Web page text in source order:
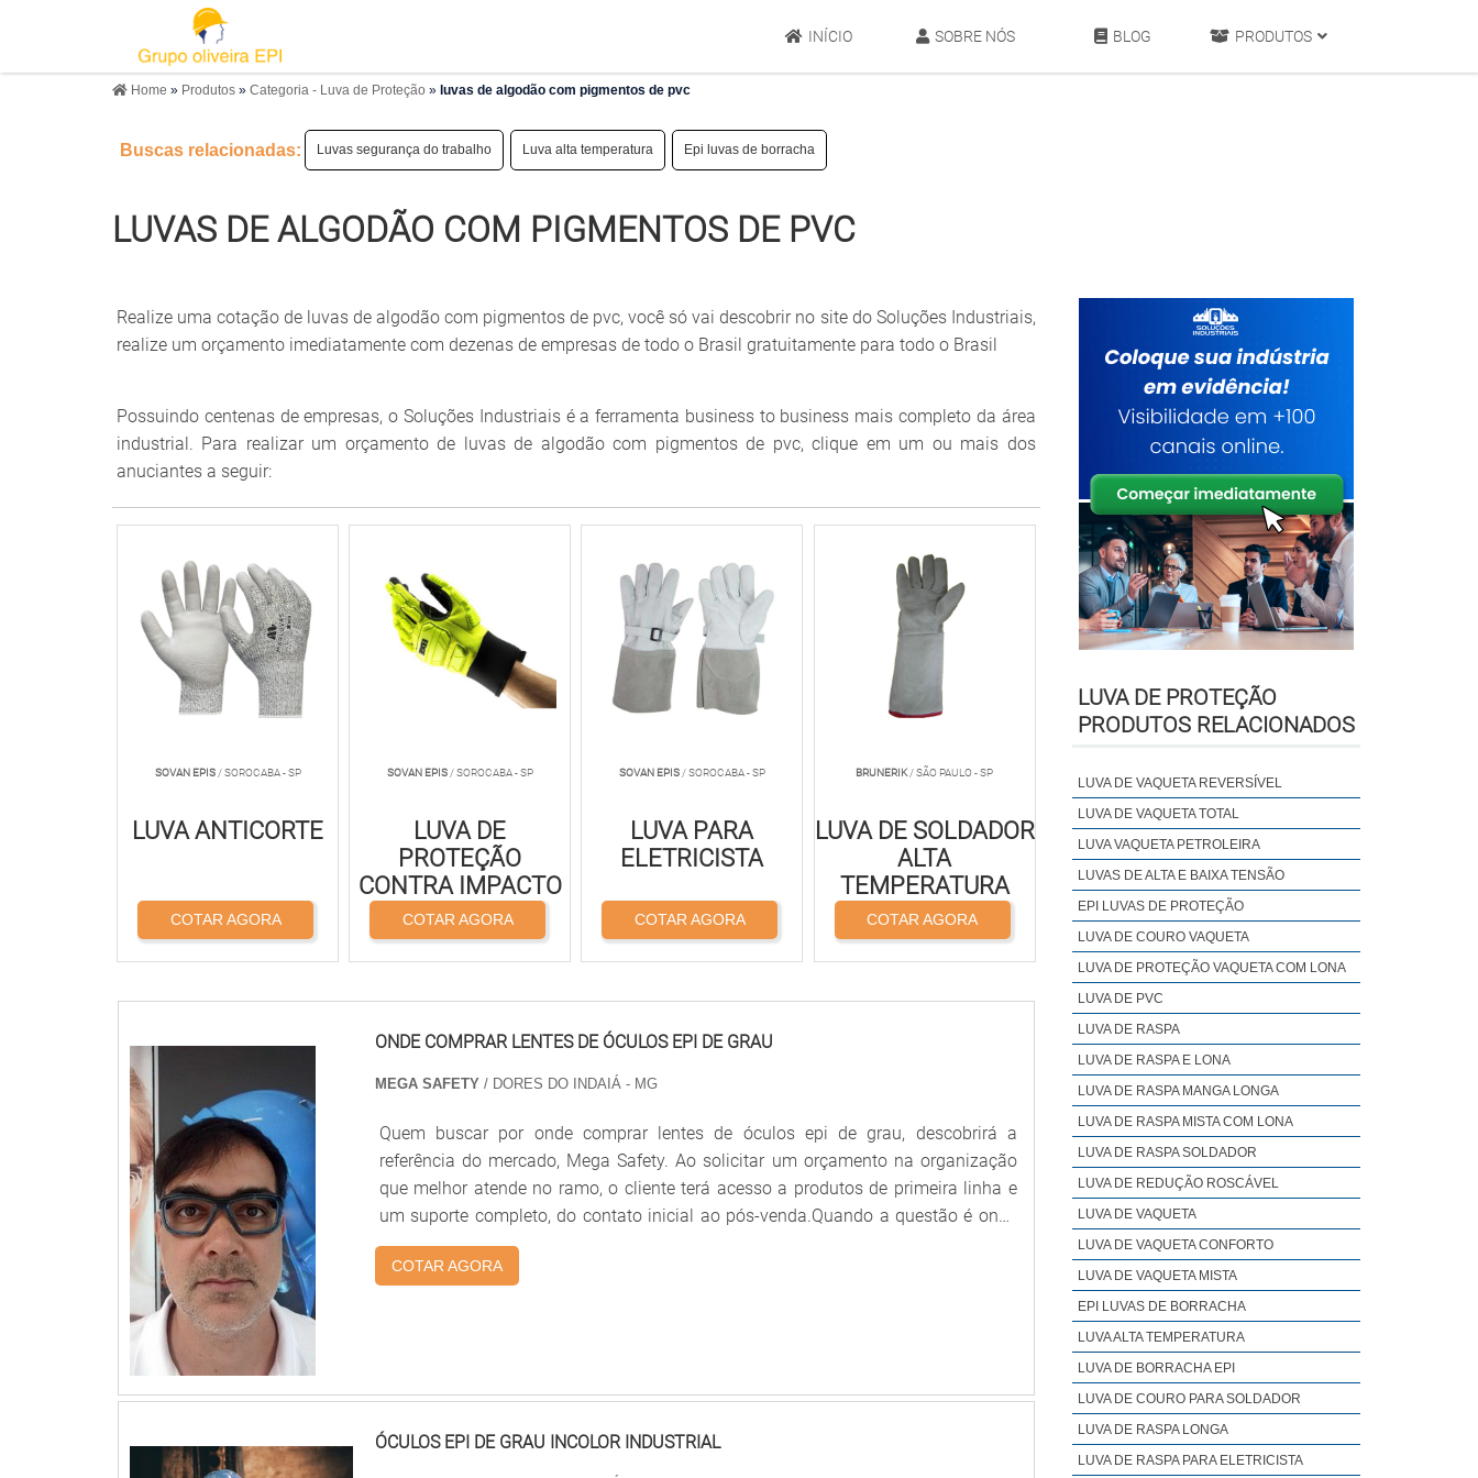
INÍCIO SOBRE NÓS BLOG PRODUTOS
Home » Produtos » Categoria - Luva de Proteção » luvas de algodão com pigmentos de pvc
Buscas relacionadas: Luvas segurança do trabalho Luva alta temperatura Epi luvas de borracha
LUVAS DE ALGODÃO COM PIGMENTOS DE PVC
Realize uma cotação de luvas de algodão com pigmentos de pvc, você só vai descobrir no site do Soluções Industriais,
realize um orçamento imediatamente com dezenas de empresas de todo o Brasil gratuitamente para todo o Brasil
Possuindo centenas de empresas, o Soluções Industriais é a ferramenta business to business mais completo da área
industrial. Para realizar um orçamento de luvas de algodão com pigmentos de pvc, clique em um ou mais dos
anuciantes a seguir:
SOVAN EPIS/ SOROCABA - SP
LUVA ANTICORTE
COTAR AGORA
SOVAN EPIS/ SOROCABA - SP
LUVA DE
PROTEÇÃO
CONTRA IMPACTO
COTAR AGORA
SOVAN EPIS/ SOROCABA - SP
LUVA PARA
ELETRICISTA
COTAR AGORA
BRUNERIK/ SÃO PAULO - SP
LUVA DE SOLDADOR
ALTA
TEMPERATURA
COTAR AGORA
ONDE COMPRAR LENTES DE ÓCULOS EPI DE GRAU
MEGA SAFETY / DORES DO INDAIÁ - MG
Quem buscar por onde comprar lentes de óculos epi de grau, descobrirá a
referência do mercado, Mega Safety. Ao solicitar um orçamento na organização
que melhor atende no ramo, o cliente terá acesso a produtos de primeira linha e
um suporte completo, do contato inicial ao pós-venda.Quando a questão é onde
comprar lentes de óculos epi de grau, com os melhores profissionais da Mega
Safety o cliente encontrará assertividade e produção acompanhada por um
lentes de óculos epi de grau com ótima qualidade.Há muitas maneiras eficientes
de uma companhia demonstrar competência, excelência e destaque em sua área
COTAR AGORA
ÓCULOS EPI DE GRAU INCOLOR INDUSTRIAL
LUVA DE PROTEÇÃO
PRODUTOS RELACIONADOS
LUVA DE VAQUETA REVERSÍVEL
LUVA DE VAQUETA TOTAL
LUVA VAQUETA PETROLEIRA
LUVAS DE ALTA E BAIXA TENSÃO
EPI LUVAS DE PROTEÇÃO
LUVA DE COURO VAQUETA
LUVA DE PROTEÇÃO VAQUETA COM LONA
LUVA DE PVC
LUVA DE RASPA
LUVA DE RASPA E LONA
LUVA DE RASPA MANGA LONGA
LUVA DE RASPA MISTA COM LONA
LUVA DE RASPA SOLDADOR
LUVA DE REDUÇÃO ROSCÁVEL
LUVA DE VAQUETA
LUVA DE VAQUETA CONFORTO
LUVA DE VAQUETA MISTA
EPI LUVAS DE BORRACHA
LUVA ALTA TEMPERATURA
LUVA DE BORRACHA EPI
LUVA DE COURO PARA SOLDADOR
LUVA DE RASPA LONGA
LUVA DE RASPA PARA ELETRICISTA